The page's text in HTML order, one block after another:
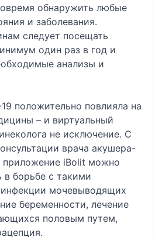
обнаружить любые
и заболевания.
следует посещать
один раз в год и
анализы и
положительно повлияла на
– и виртуальный
не исключение. С
врача акушера-
приложение iBolit можно
борьбе с такими
мочевыводящих
беременности, лечение
половым путем,